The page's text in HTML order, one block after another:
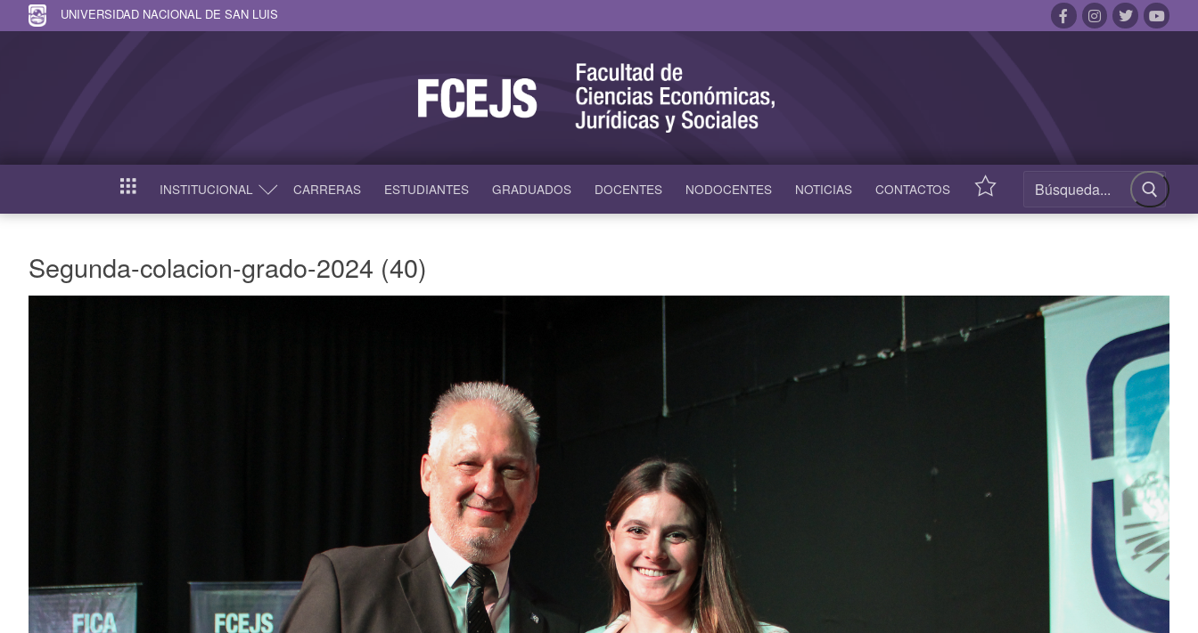
UNIVERSIDAD NACIONAL DE SAN LUIS
INICIO INSTITUCIONAL CARRERAS ESTUDIANTES GRADUADOS DOCENTES NODOCENTES NOTICIAS CONTACTOS ACCESOS
Segunda-colacion-grado-2024 (40)